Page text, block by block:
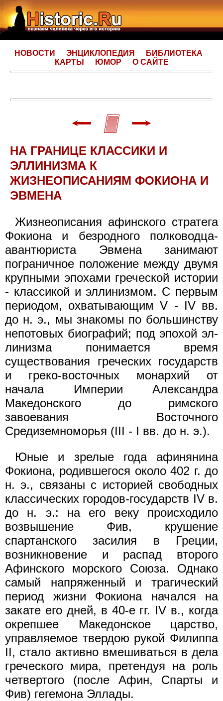
НОВОСТИ ЭНЦИКЛОПЕДИЯ
БИБЛИОТЕКА
КАРТЫ
ЮМОР О САЙТЕ
НА ГРАНИЦЕ КЛАССИКИ И
ЭЛЛИНИЗМА К
ЖИЗНЕОПИСАНИЯМ ФОКИОНА И
ЭВМЕНА
Жизнеописания афинского стратега
Фокиона и безродного пол­ководца-
авантюриста Эвмена занимают
пограничное положение между двумя
крупными эпохами греческой истории
- классикой и эллинизмом. С первым
периодом, охватывающим V - IV вв.
до н. э., мы знакомы по большинству
непотовых биографий; под эпохой эл­
линизма понимается время
существования греческих государств
и греко-восточных монархий от
начала Империи Александра
Македон­ского до римского
завоевания Восточного
Средиземноморья (III - I вв. до н. э.).
Юные и зрелые года афинянина
Фокиона, родившегося около 402 г. до
н. э., связаны с историей свободных
классических горо­дов-государств IV в.
до н. э.: на его веку происходило
возвышение Фив, крушение
спартанского засилия в Греции,
возникновение и распад второго
Афинского морского Союза. Однако
самый напря­женный и трагический
период жизни Фокиона начался на
закате его дней, в 40-е гг. IV в., когда
окрепшее Македонское царство,
управ­ляемое твердою рукой Филиппа
II, стало активно вмешиваться в дела
греческого мира, претендуя на роль
четвертого (после Афин, Спарты и
Фив) гегемона Эллады.